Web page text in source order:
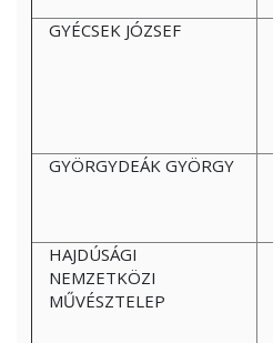
GYÉCSEK JÓZSEF
GYÖRGYDEÁK GYÖRGY
HAJDÚSÁGI
NEMZETKÖZI
MŰVÉSZTELEP